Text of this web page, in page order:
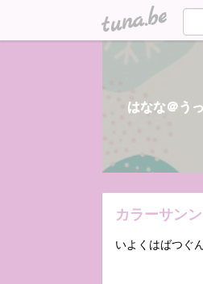
tuna.be
はなな＠う
カラーサン
いよくはばつぐ